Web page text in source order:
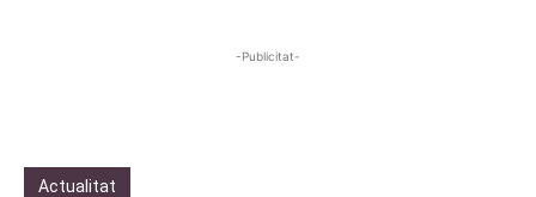
-Publicitat-
Actualitat